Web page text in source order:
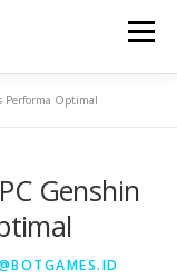
Menu
LEGEND
Performa Optimal
Genshin